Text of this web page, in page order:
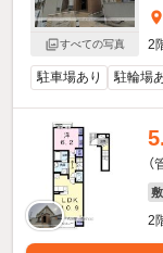
すべての写真
2
駐車場あり 駐輪場
敷
2